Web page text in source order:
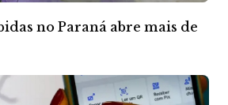
no Paraná abre mais de